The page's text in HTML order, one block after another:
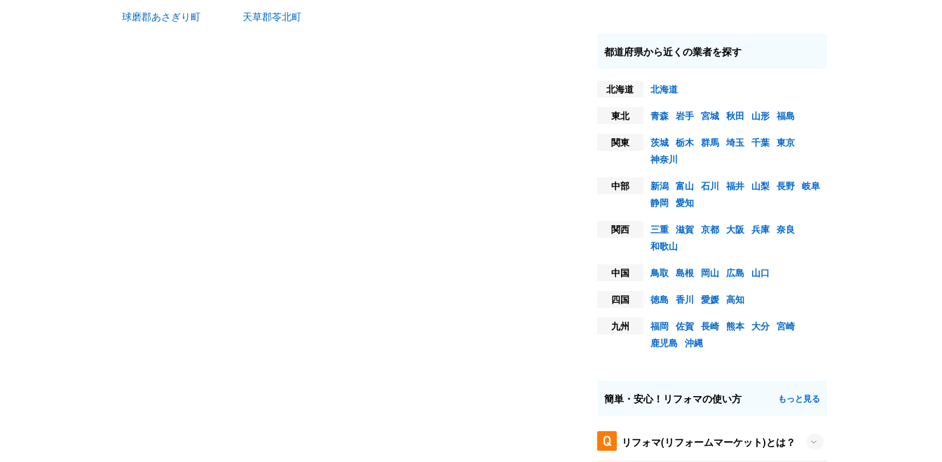
球磨郡あさぎり町 天草郡苓北町
都道府県から近くの業者を探す
北海道
北海道
東北
青森 岩手 宮城 秋田 山形 福島
関東
茨城 栃木 群馬 埼玉 千葉 東京
神奈川
中部
新潟 富山 石川 福井 山梨 長野 岐阜
静岡 愛知
関西
三重 滋賀 京都 大阪 兵庫 奈良
和歌山
中国
鳥取 島根 岡山 広島
山口
四国
徳島 香川 愛媛 高知
九州
福岡 佐賀 長崎 熊本 大分 宮崎
鹿児島 沖縄
簡単・安心！リフォマの使い方 もっと見る
リフォマ(リフォームマーケット)とは？